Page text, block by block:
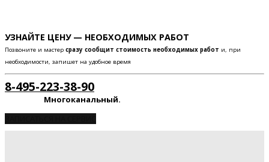
УЗНАЙТЕ ЦЕНУ — НЕОБХОДИМЫХ РАБОТ
Позвоните и мастер сразу сообщит стоимость необходимых работ и, при
необходимости, запишет на удобное время
8-495-223-38-90
Многоканальный.